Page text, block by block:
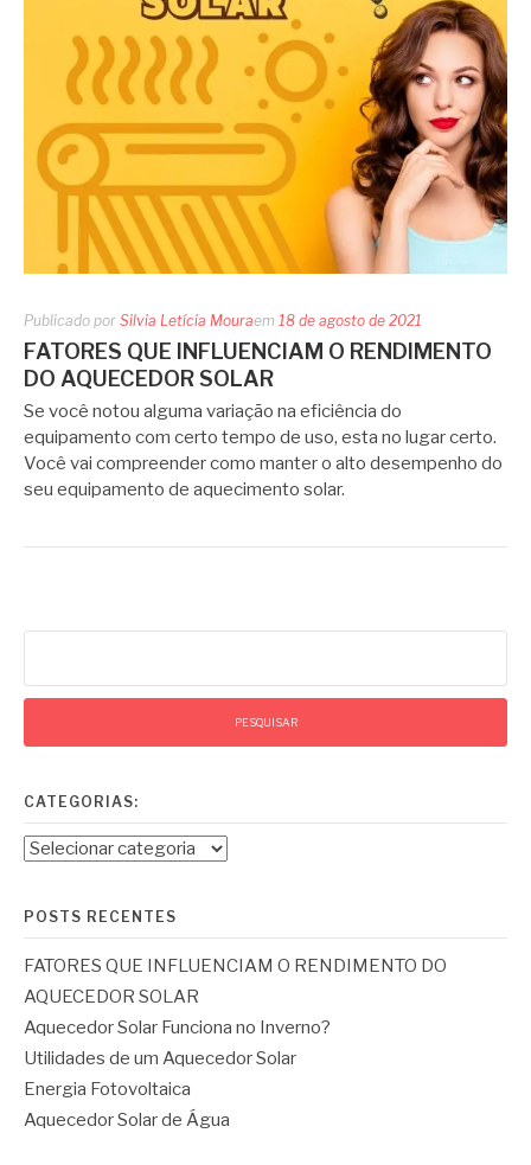
Publicado por Silvia Letícia Mouraem 18 de agosto de 2021
FATORES QUE INFLUENCIAM O RENDIMENTO
DO AQUECEDOR SOLAR
Se você notou alguma variação na eficiência do
equipamento com certo tempo de uso, esta no lugar certo.
Você vai compreender como manter o alto desempenho do
seu equipamento de aquecimento solar.
CATEGORIAS:
Categorias:
POSTS RECENTES
FATORES QUE INFLUENCIAM O RENDIMENTO DO
AQUECEDOR SOLAR
Aquecedor Solar Funciona no Inverno?
Utilidades de um Aquecedor Solar
Energia Fotovoltaica
Aquecedor Solar de Água